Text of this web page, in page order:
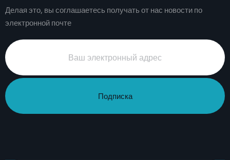
Делая это, вы соглашаетесь получать от нас новости по
электронной почте
Подписка